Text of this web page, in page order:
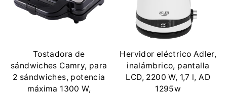
Tostadora de
sándwiches Camry, para
2 sándwiches, potencia
máxima 1300 W,
Hervidor eléctrico Adler,
inalámbrico, pantalla
LCD, 2200 W, 1,7 l, AD
1295w